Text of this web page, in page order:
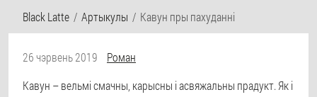
Black Latte Артыкулы Кавун пры пахуданні
26 чэрвень 2019
Роман
Кавун – вельмі смачны, карысны і асвяжальны прадукт. Як і